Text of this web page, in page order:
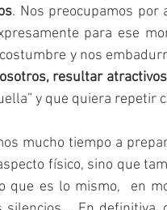
. Nos preocupamos por
para ese
y nos
resultar
y que quiera repetir
mucho tiempo a
físico, sino que
que es lo mismo,  en